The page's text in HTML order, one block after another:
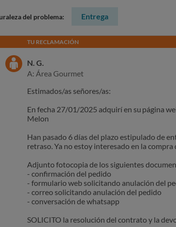
del problema: Entrega
TU RECLAMACIÓN
N. G.
A: Área Gourmet
Estimados/as señores/as:
En fecha 27/01/2025 adquirí en su página
Melon
Han pasado 6 días del plazo estipulado de
retraso. Ya no estoy interesado en la
Adjunto fotocopia de los siguientes
- confirmación del pedido
- formulario web solicitando anulación del
- correo solicitando anulación del pedido
- conversación de whatsapp
SOLICITO la resolución del contrato y la